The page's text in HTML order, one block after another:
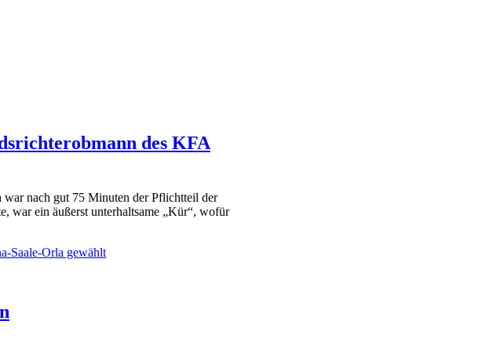
des KFA
war nach gut 75 Minuten der Pflichtteil der
war ein äußerst unterhaltsame „Kür“, wofür
Saale-Orla gewählt